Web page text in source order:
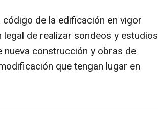
de la edificación en vigor
de realizar sondeos y estudios
construcción y obras de
que tengan lugar en